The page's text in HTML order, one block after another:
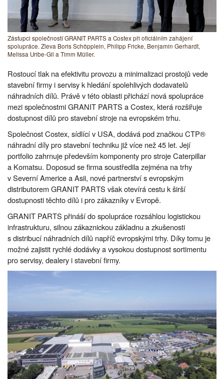
Zástupci společností GRANIT PARTS a Costex při oficiálním zahájení
spolupráce. Zleva Boris Schöpplein, Philipp Fricke, Benjamin Gerhardt,
Melissa Uribe-Gil a Timm Müller.
Rostoucí tlak na efektivitu provozu a minimalizaci prostojů vede
stavební firmy i servisy k hledání spolehlivých dodavatelů
náhradních dílů. Právě v této oblasti přichází nová spolupráce
mezi společnostmi GRANIT PARTS a Costex, která rozšiřuje
dostupnost dílů pro stavební stroje na evropském trhu.
Společnost Costex, sídlící v USA, dodává pod značkou CTP®
náhradní díly pro stavební techniku již více než 45 let. Její
portfolio zahrnuje především komponenty pro stroje Caterpillar
a Komatsu. Doposud se firma soustředila zejména na trhy
v Severní Americe a Asii, nové partnerství s evropským
distributorem GRANIT PARTS však otevírá cestu k širší
dostupnosti těchto dílů i pro zákazníky v Evropě.
GRANIT PARTS přináší do spolupráce rozsáhlou logistickou
infrastrukturu, silnou zákaznickou základnu a zkušenosti
s distribucí náhradních dílů napříč evropskými trhy. Díky tomu je
možné zajistit rychlé dodávky a vysokou dostupnost sortimentu
pro servisy, dealery i stavební firmy.